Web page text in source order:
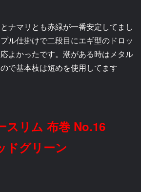
ナマリとも赤緑が一番安定してまし
ル仕掛けで二段目にエギ型のドロッ
よかったです。潮がある時はメタル
で基本枝は短めを使用してます
スリム 布巻 No.16
ドグリーン